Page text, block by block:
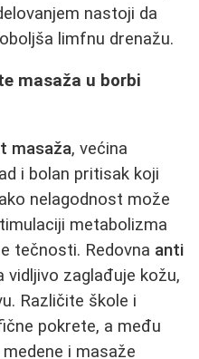
nastoji da
limfnu drenažu.
masaža u borbi
masaža, većina
i bolan pritisak koji
nelagodnost može
metabolizma
tečnosti. Redovna anti
vidljivo zaglađuje kožu,
Različite škole i
pokrete, a među
i masaže